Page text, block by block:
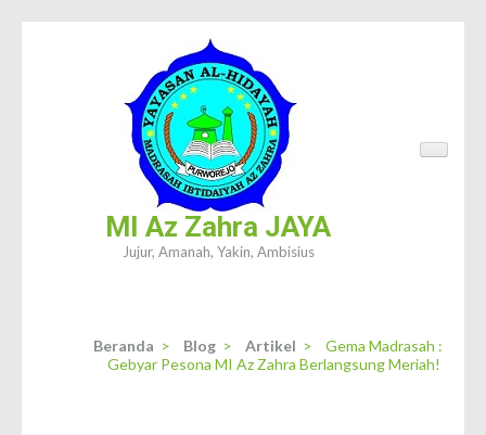
MI Az Zahra JAYA
Jujur, Amanah, Yakin, Ambisius
Beranda > Blog > Artikel >
Gema Madrasah :
Gebyar Pesona MI Az Zahra Berlangsung Meriah!